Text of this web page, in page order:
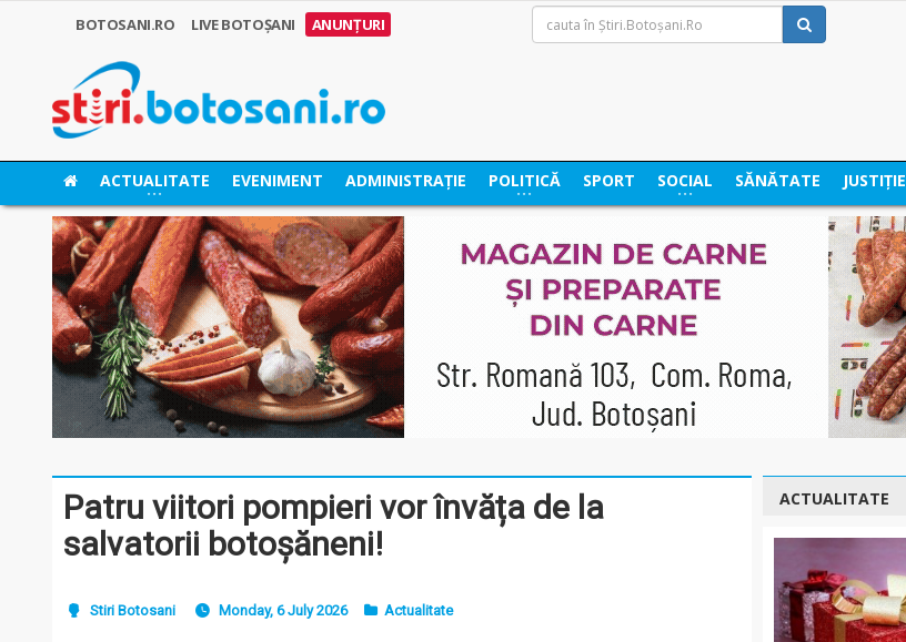
BOTOSANI.RO LIVE BOTOȘANI ANUNȚURI
ACTUALITATE EVENIMENT ADMINISTRAȚIE POLITICĂ SPORT SOCIAL SĂNĂTATE JUSTIȚIE
Patru viitori pompieri vor învăța de la
salvatorii botoșăneni!
Stiri Botosani Monday, 6 July 2026 Actualitate
ACTUALITATE